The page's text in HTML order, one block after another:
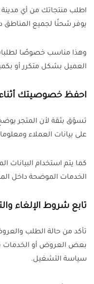
اطلب منتجاتك من أي مدينة
يوفر شحنًا لجميع المناطق
وهذا مناسب خصوصًا لطلبات
العميل بشكل متكرر أو
احفظ خصوصيتك
تسوّق بثقة لأن المتجر
على بيانات العملاء
كما يتم استخدام
الخدمات الموضحة داخل
تابع شروط الإلغاء
تأكد من حالة الطلب
بعض العروض أو الخدمات
سياسة التشغيل.